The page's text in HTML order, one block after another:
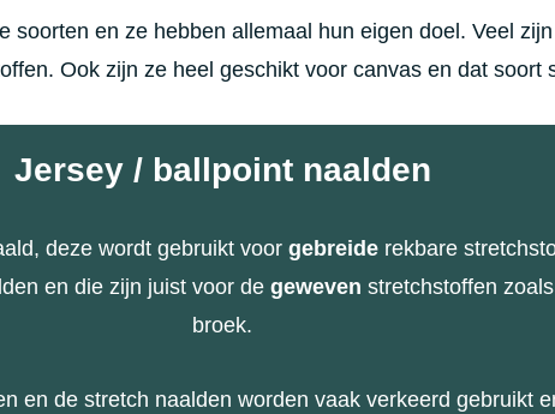
soorten en ze hebben allemaal hun eigen doel. Veel
Ook zijn ze heel geschikt voor canvas en dat soort
Jersey / ballpoint naalden
deze wordt gebruikt voor gebreide rekbare
en die zijn juist voor de geweven stretchstoffen
broek.
en de stretch naalden worden vaak verkeerd gebruikt